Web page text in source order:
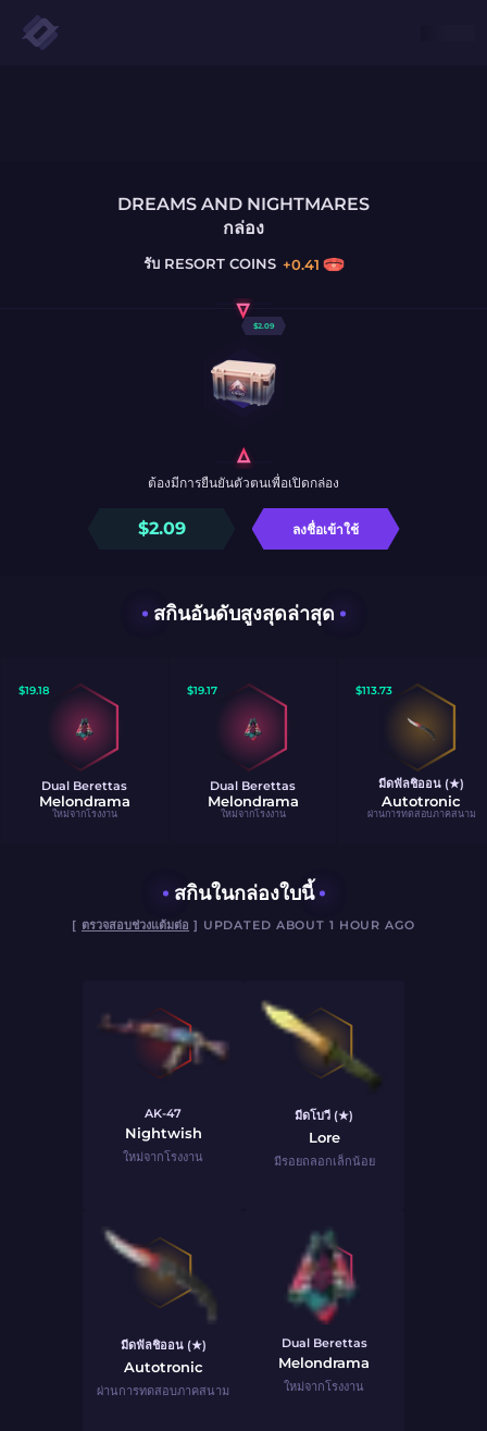
DREAMS AND NIGHTMARES
กล่อง
รับRESORT COINS +0.41
$2.09
$2.09 ลงชื่อเข้าใช้
ต้องมีการยืนยันตัวตนเพื่อเปิดกล่อง
สกินอันดับสูงสุดล่าสุด
$19.18
Dual Berettas
Melondrama
ใหม่จากโรงงาน
$19.17
Dual Berettas
Melondrama
ใหม่จากโรงงาน
$113.73
มีดฟัลชิออน (★)
Autotronic
ผ่านการทดสอบภาคสนาม
สกินในกล่องใบนี้
[ ตรวจสอบช่วงแต้มต่อ ] UPDATED ABOUT 1 HOUR AGO
AK-47
Nightwish
ใหม่จากโรงงาน
มีดโบวี (★)
Lore
มีรอยถลอกเล็กน้อย
มีดฟัลชิออน (★)
Autotronic
ผ่านการทดสอบภาคสนาม
Dual Berettas
Melondrama
ใหม่จากโรงงาน